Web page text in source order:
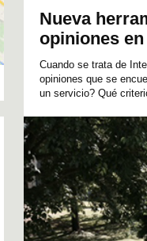
Nueva
opiniones
Cuando se trata de
opiniones que se
un servicio? Qué